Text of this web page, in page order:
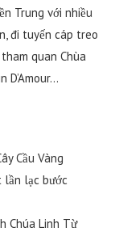
Trung với nhiều
đi tuyến cáp treo
quan Chùa
D’Amour…
Cầu Vàng
lần lạc bước
Chúa Linh Từ